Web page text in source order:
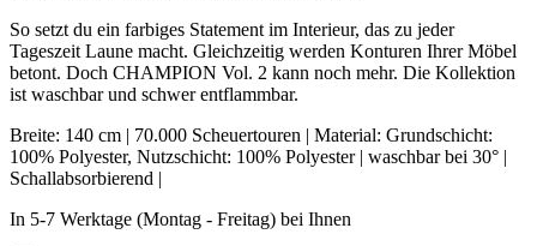
So setzt du ein farbiges Statement im Interieur, das zu jeder
Tageszeit Laune macht. Gleichzeitig werden Konturen Ihrer Möbel
betont. Doch CHAMPION Vol. 2 kann noch mehr. Die Kollektion
ist waschbar und schwer entflammbar.
Breite: 140 cm | 70.000 Scheuertouren | Material: Grundschicht:
100% Polyester, Nutzschicht: 100% Polyester | waschbar bei 30° |
Schallabsorbierend |
In 5-7 Werktage (Montag - Freitag) bei Ihnen